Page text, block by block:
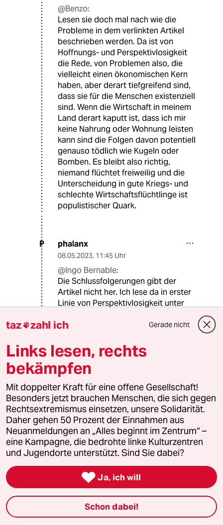
@Benzo:
Lesen sie doch mal nach wie die
Probleme in dem verlinkten Artikel
beschrieben werden. Da ist von
Hoffnungs- und Perspektivlosigkeit
die Rede, von Problemen also, die
vielleicht einen ökonomischen Kern
haben, aber derart tiefgreifend sind,
dass sie für die Menschen existenziell
sind. Wenn die Wirtschaft in meinem
Land derart kaputt ist, dass ich mir
keine Nahrung oder Wohnung leisten
kann sind die Folgen davon potentiell
genauso tödlich wie Kugeln oder
Bomben. Es bleibt also richtig,
niemand flüchtet freiweilig und die
Unterscheidung in gute Kriegs- und
schlechte Wirtschaftsflüchtlinge ist
populistischer Quark.
P phalanx
08.05.2023, 11:45 Uhr
@Ingo Bernable:
Die Schlussfolgerungen gibt der
Artikel nicht her. Ich lese da in erster
Linie von Perspektivlosigkeit unter
ausgebildeten Fachkräften, nicht
die Migration scheint durchaus auf
eigener Entscheidung zu beruhen
("Ich versuche es einfach, Albanien
läuft ja nicht weg.").
Stattdessen vermengen Sie die
Begriffe Flucht und Migration, und
der Populismus besteht allenfalls
darin, die - in der
Migrationsforschung durchaus
anerkannte - Differenzierung
pauschal abzuqualifizieren.
MM Markus Michaelis
16:55 Uhr
Die faire Verteilung in der EU wird oft als
taz zahl ich Gerade nicht
Links lesen, rechts
bekämpfen
Mit doppelter Kraft für eine offene Gesellschaft!
Besonders jetzt brauchen Menschen, die sich gegen
Rechtsextremismus einsetzen, unsere Solidarität.
Daher gehen 50 Prozent der Einnahmen aus
Neuanmeldungen an „Alles beginnt im Zentrum“ –
eine Kampagne, die bedrohte linke Kulturzentren
und Jugendorte unterstützt. Sind Sie dabei?
 Ja, ich will
Schon dabei!